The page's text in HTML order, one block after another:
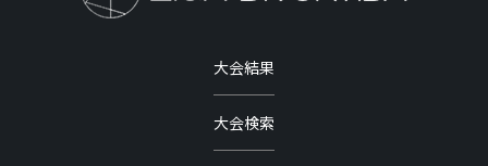
大会結果
大会検索